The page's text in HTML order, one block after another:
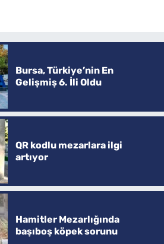
Bursa, Türkiye’nin En
Gelişmiş 6. İli Oldu
QR kodlu mezarlara ilgi
artıyor
Hamitler Mezarlığında
başıboş köpek sorunu